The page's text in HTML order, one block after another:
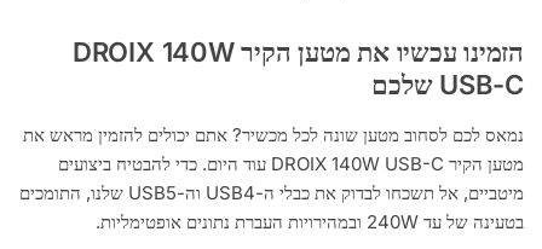
הזמינו עכשיו את מטען הקיר DROIX 140W
USB-C שלכם
נמאס לכם לסחוב מטען שונה לכל מכשיר? אתם יכולים להזמין מראש את
מטען הקיר DROIX 140W USB-C עוד היום. כדי להבטיח ביצועים
מיטביים, אל תשכחו לבדוק את כבלי ה-USB4 וה-USB5 שלנו, התומכים
בטעינה של עד 240W ובמהירויות העברת נתונים אופטימליות.